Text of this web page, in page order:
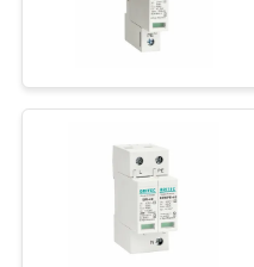
WISATA
KONTROL
KUALITAS
Tipe 1